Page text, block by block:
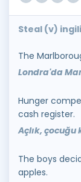
Steal (v)
The
Londra'da
Hunger
cash register.
Açlık,
The boys
apples.